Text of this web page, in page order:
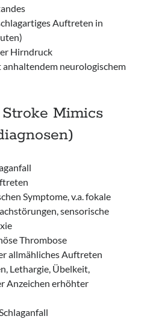
Auftreten in
Hirndruck
neurologischem
Mimics
Symptome, v.a. fokale
sensorische
Thrombose
allmähliches Auftreten
Lethargie, Übelkeit,
Anzeichen erhöhter